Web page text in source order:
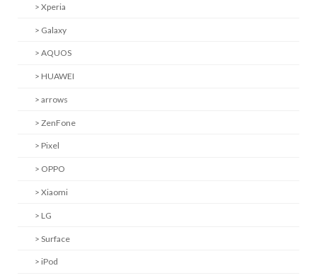
> Xperia
> Galaxy
> AQUOS
> HUAWEI
> arrows
> ZenFone
> Pixel
> OPPO
> Xiaomi
> LG
> Surface
> iPod